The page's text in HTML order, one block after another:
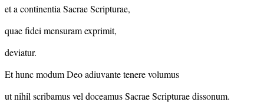
et a continentia Sacrae Scripturae,
quae fidei mensuram exprimit,
deviatur.
Et hunc modum Deo adiuvante tenere volumus
ut nihil scribamus vel doceamus Sacrae Scripturae dissonum.